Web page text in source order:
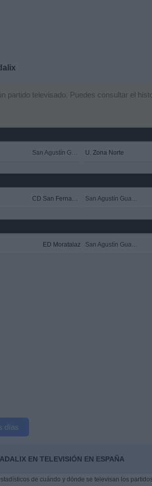
partido televisado. Puedes consultar el
San Agustín Guadalix U. Zona Norte
CD San Fernando San Agustín Guadalix
ED Moratalaz San Agustín Guadalix
días
EN TELEVISIÓN EN ESPAÑA
de cuándo y dónde se televisan los